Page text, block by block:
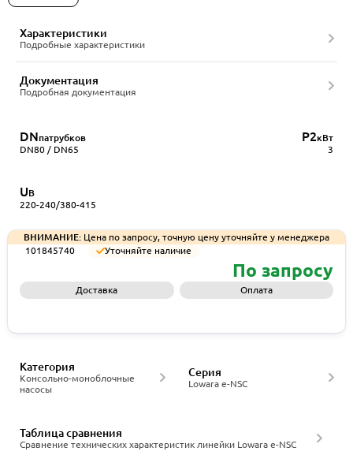
Характеристики
Подробные характеристики
Документация
Подробная документация
DNпатрубков
DN80 / DN65
P2кВт
3
UВ
220-240/380-415
ВНИМАНИЕ: Цена по запросу, точную цену уточняйте у менеджера
101845740
Уточняйте наличие
По запросу
Доставка Оплата
Консольно-моноблочные
насосы
Категория
Lowara e-NSC
Серия
Сравнение технических характеристик линейки Lowara e-NSC
Таблица сравнения